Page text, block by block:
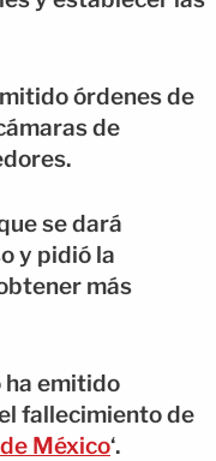
órdenes de
de
se dará
y pidió la
más
ha emitido
fallecimiento de
México‘.